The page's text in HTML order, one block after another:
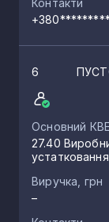
+380*********
6
Основний
27.40
устатковання
Виручка, грн
–